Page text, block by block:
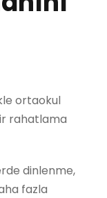
ortaokul
rahatlama
dinlenme,
fazla